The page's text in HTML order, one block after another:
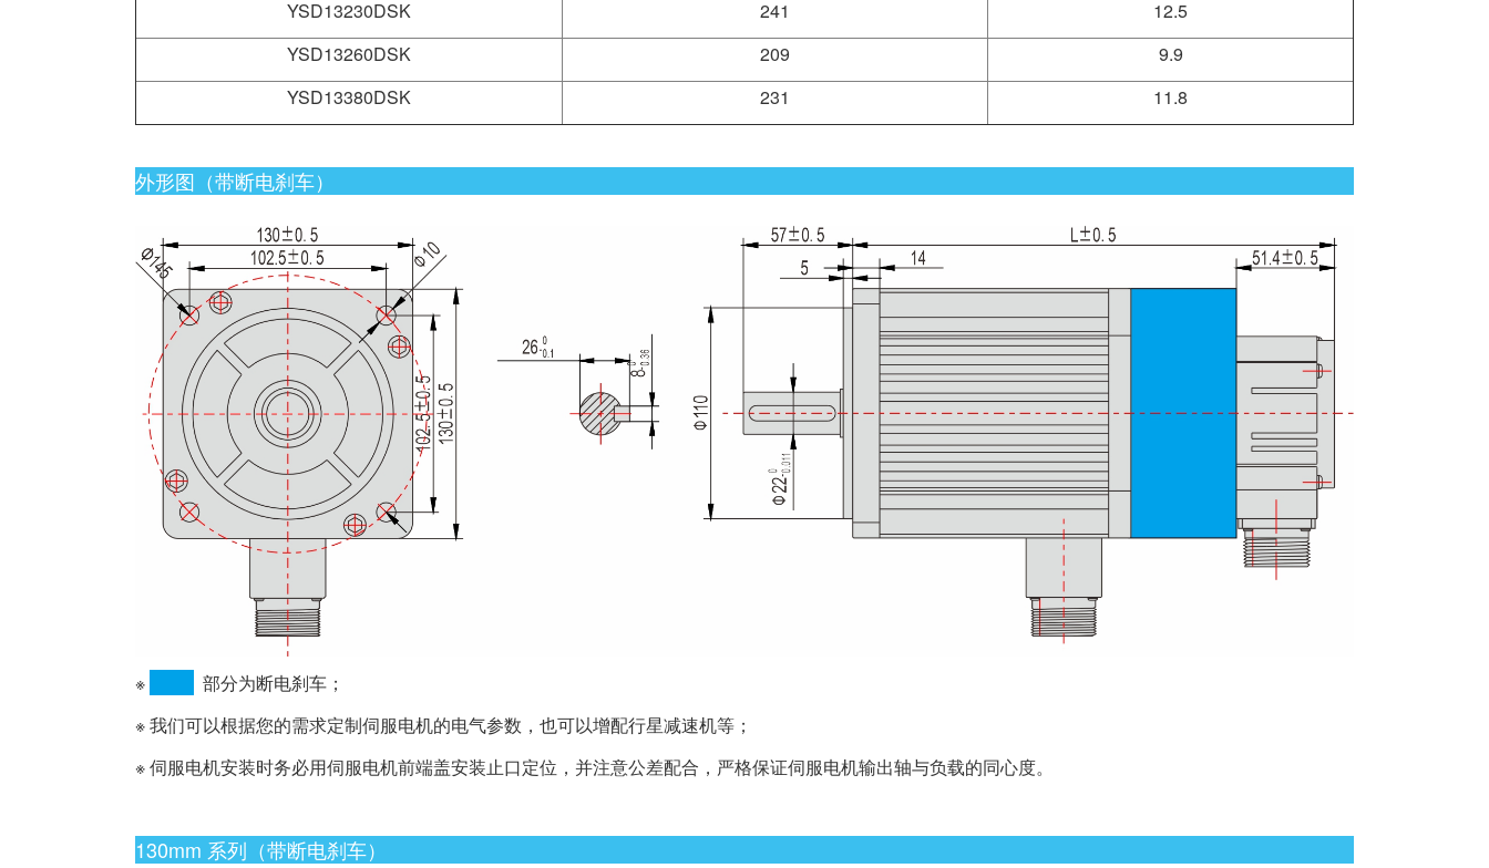
YSD13230DSK
241
12.5
YSD13260DSK
209
9.9
YSD13380DSK
231 11.8
外形图（带断电刹车）
※
部分为断电刹车；
※ 我们可以根据您的需求定制伺服电机的电气参数，也可以增配行星减速机等；
※ 伺服电机安装时务必用伺服电机前端盖安装止口定位，并注意公差配合，严格保证伺服电机输出轴与负载的同心度。
130mm 系列（带断电刹车）